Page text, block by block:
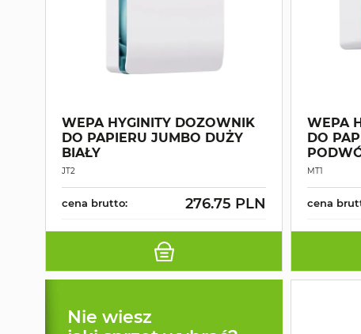
WEPA HYGINITY DOZOWNIK
DO PAPIERU JUMBO DUŻY
BIAŁY
JT2
cena brutto: 276.75 PLN
WEPA
DO
MT1
cena
Nie wiesz